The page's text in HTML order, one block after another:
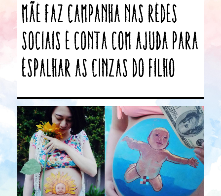
Mãe faz campanha nas redes
sociais e conta com ajuda para
espalhar as cinzas do filho